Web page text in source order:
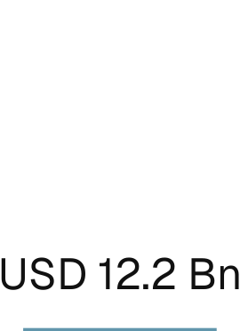
USD 12.2 Bn